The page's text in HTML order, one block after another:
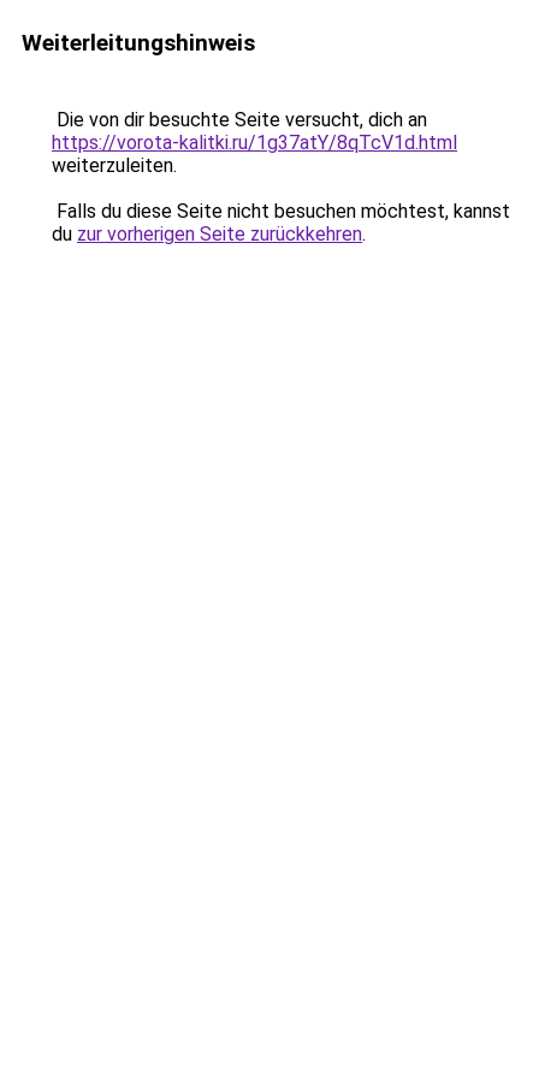
Weiterleitungshinweis
Die von dir besuchte Seite versucht, dich an
https://vorota-kalitki.ru/1g37atY/8qTcV1d.html
weiterzuleiten.
Falls du diese Seite nicht besuchen möchtest, kannst
du zur vorherigen Seite zurückkehren.